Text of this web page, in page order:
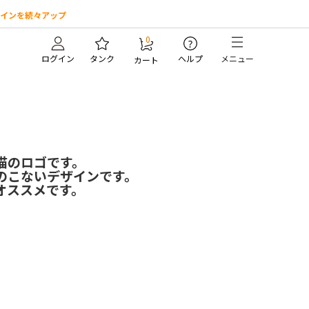
ンを続々アップ
ログイン タンク
0
カート
?
ヘルプ メニュー
ロゴです。
ないデザインです。
スメです。